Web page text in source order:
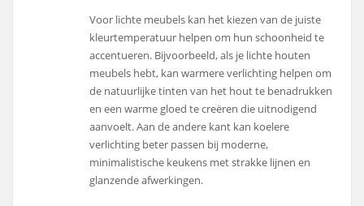
Voor lichte meubels kan het kiezen van de juiste
kleurtemperatuur helpen om hun schoonheid te
accentueren. Bijvoorbeeld, als je lichte houten
meubels hebt, kan warmere verlichting helpen om
de natuurlijke tinten van het hout te benadrukken
en een warme gloed te creëren die uitnodigend
aanvoelt. Aan de andere kant kan koelere
verlichting beter passen bij moderne,
minimalistische keukens met strakke lijnen en
glanzende afwerkingen.